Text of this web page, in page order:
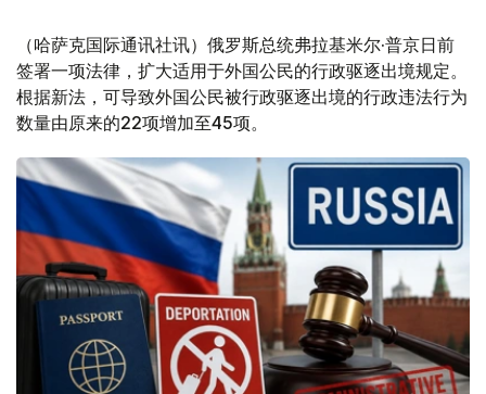
（哈萨克国际通讯社讯）俄罗斯总统弗拉基米尔·普京日前
签署一项法律，扩大适用于外国公民的行政驱逐出境规定。
根据新法，可导致外国公民被行政驱逐出境的行政违法行为
数量由原来的22项增加至45项。